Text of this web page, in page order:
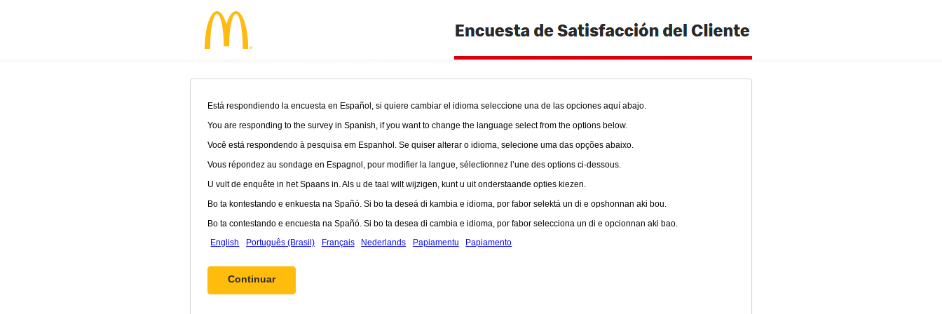
Está respondiendo la encuesta en Español, si quiere cambiar el idioma seleccione una de las opciones aquí abajo.
You are responding to the survey in Spanish, if you want to change the language select from the options below.
Você está respondendo à pesquisa em Espanhol. Se quiser alterar o idioma, selecione uma das opções abaixo.
Vous répondez au sondage en Espagnol, pour modifier la langue, sélectionnez l’une des options ci-dessous.
U vult de enquête in het Spaans in. Als u de taal wilt wijzigen, kunt u uit onderstaande opties kiezen.
Bo ta kontestando e enkuesta na Spañó. Si bo ta deseá di kambia e idioma, por fabor selektá un di e opshonnan aki bou.
Bo ta contestando e encuesta na Spañó. Si bo ta desea di cambia e idioma, por fabor selecciona un di e opcionnan aki bao.
English
Português (Brasil) Français Nederlands Papiamentu Papiamento